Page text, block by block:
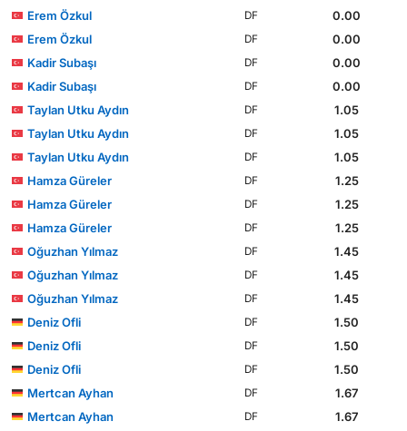
Erem Özkul
DF
0.00
Erem Özkul
DF
0.00
Kadir Subaşı
DF
0.00
Kadir Subaşı
DF
0.00
Taylan Utku Aydın
DF
1.05
Taylan Utku Aydın
DF
1.05
Taylan Utku Aydın
DF
1.05
Hamza Güreler
DF
1.25
Hamza Güreler
DF
1.25
Hamza Güreler
DF
1.25
Oğuzhan Yılmaz
DF
1.45
Oğuzhan Yılmaz
DF
1.45
Oğuzhan Yılmaz
DF
1.45
Deniz Ofli
DF
1.50
Deniz Ofli
DF
1.50
Deniz Ofli
DF
1.50
Mertcan Ayhan
DF
1.67
Mertcan Ayhan
DF
1.67